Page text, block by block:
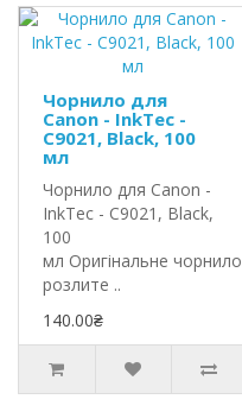
Чорнило для
Canon - InkTec -
C9021, Black, 100
мл
Чорнило для Canon -
InkTec - C9021, Black,
100
мл Оригінальне чорнило
розлите ..
140.00₴